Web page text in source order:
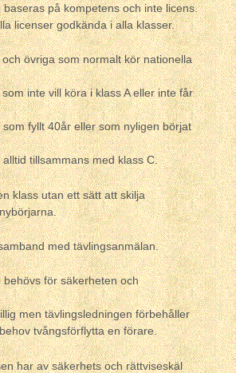
baseras på kompetens och inte licens.
licenser godkända i alla klasser.
och övriga som normalt kör nationella
inte vill köra i klass A eller inte får
fyllt 40år eller som nyligen börjat
tillsammans med klass C.
klass utan ett sätt att skilja
med tävlingsanmälan.
behövs för säkerheten och
men tävlingsledningen förbehåller
tvångsförflytta en förare.
har av säkerhets och rättviseskäl